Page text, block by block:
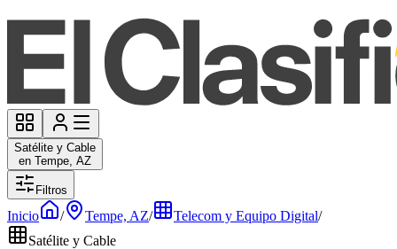
Satélite y Cable
en Tempe, AZ
Filtros
Inicio / Tempe, AZ/ Telecom y Equipo Digital/
Satélite y Cable